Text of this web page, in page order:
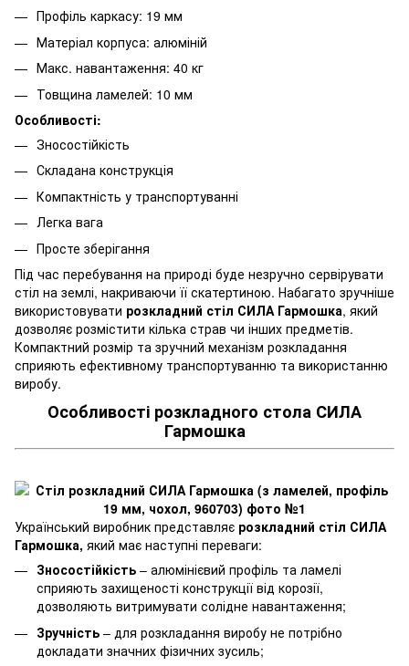
Профіль каркасу: 19 мм
Матеріал корпуса: алюміній
Макс. навантаження: 40 кг
Товщина ламелей: 10 мм
Особливості:
Зносостійкість
Складана конструкція
Компактність у транспортуванні
Легка вага
Просте зберігання
Під час перебування на природі буде незручно сервірувати
стіл на землі, накриваючи її скатертиною. Набагато зручніше
використовувати розкладний стіл СИЛА Гармошка, який
дозволяє розмістити кілька страв чи інших предметів.
Компактний розмір та зручний механізм розкладання
сприяють ефективному транспортуванню та використанню
виробу.
Особливості розкладного стола СИЛА
Гармошка
Український виробник представляє розкладний стіл СИЛА
Гармошка, який має наступні переваги:
Зносостійкість – алюмінієвий профіль та ламелі
сприяють захищеності конструкції від корозії,
дозволяють витримувати солідне навантаження;
Зручність – для розкладання виробу не потрібно
докладати значних фізичних зусиль;